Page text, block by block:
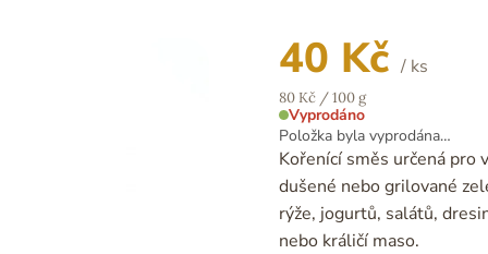
40 Kč / ks
Měrná
cena:
80 Kč / 100 g
Vyprodáno
Položka byla vyprodána…
Kořenící směs určená pro
dušené nebo grilované
rýže, jogurtů, salátů,
nebo králičí maso.